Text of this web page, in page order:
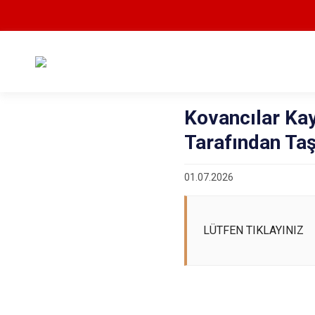
Kovancılar
Tarafından
01.07.2026
LÜTFEN TIKLAYINIZ